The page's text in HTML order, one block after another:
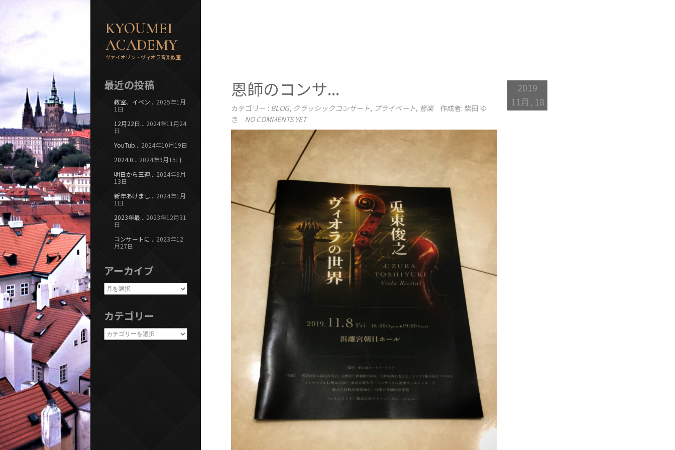
KYOUMEI
ACADEMY
ヴァイオリン・ヴィオラ音楽教室
恩師のコンサ...
カテゴリー : BLOG, クラッシックコンサート, プライベート, 音楽
作成者: 柴田 ゆ
き
NO COMMENTS YET
2019
11月, 18
最近の投稿
教室、イベン... 2025年1月
1日
12月22日... 2024年11月24
日
YouTub... 2024年10月19日
2024.0... 2024年9月15日
明日から三連... 2024年9月
13日
新年あけまし... 2024年1月
1日
2023年最... 2023年12月31
日
コンサートに... 2023年12
月27日
アーカイブ
カテゴリー